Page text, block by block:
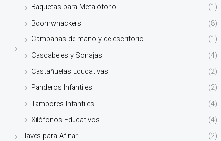
Baquetas para Metalófono
(1)
Boomwhackers
(8)
Campanas de mano y de escritorio
(1)
Cascabeles y Sonajas
(4)
Castañuelas Educativas
(2)
Panderos Infantiles
(2)
Tambores Infantiles
(4)
Xilófonos Educativos
(4)
Llaves para Afinar
(2)